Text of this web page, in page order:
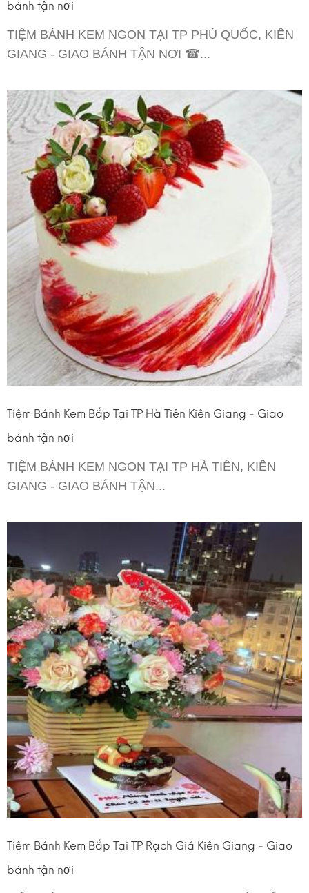
bánh tận nơi
TIỆM BÁNH KEM NGON TẠI TP PHÚ QUỐC, KIÊN
GIANG - GIAO BÁNH TẬN NƠI ☎...
Tiệm Bánh Kem Bắp Tại TP Hà Tiên Kiên Giang - Giao
bánh tận nơi
TIỆM BÁNH KEM NGON TẠI TP HÀ TIÊN, KIÊN
GIANG - GIAO BÁNH TẬN...
Tiệm Bánh Kem Bắp Tại TP Rạch Giá Kiên Giang - Giao
bánh tận nơi